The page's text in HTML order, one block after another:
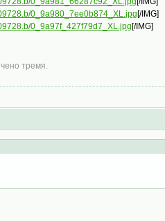
0_9a980_7ee0b874_XL.jpg[/IMG]
0_9a97f_427f79d7_XL.jpg[/IMG]
тремя.